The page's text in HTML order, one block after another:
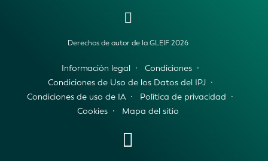
Derechos de autor de la GLEIF 2026
Información legal
Condiciones
Condiciones de Uso de los Datos del IPJ
Condiciones de uso de IA
Política de privacidad
Cookies
Mapa del sitio